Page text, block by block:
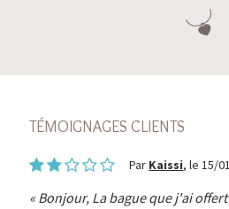
TÉMOIGNAGES CLIENTS
Par Kaissi, le 15/
Bonjour, La bague que j'ai